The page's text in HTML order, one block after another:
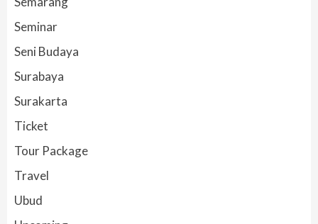
Seminar
Seni Budaya
Surabaya
Surakarta
Ticket
Tour Package
Travel
Ubud